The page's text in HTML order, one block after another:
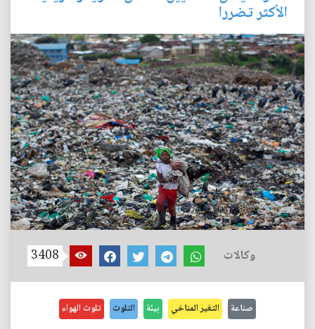
الأكثر تضررا
وكالات 3408
صناعة التغير المناخي بيئة التلوث تلوث الهواء